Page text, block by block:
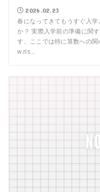
2026.02.23
春になってきてもうすぐ入学
か？ 実際入学前の準備に関
す、ここでは特に算数への
w.ris...